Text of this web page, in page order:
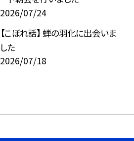
2026/07/24
【こぼれ話】 蝉の羽化に出会いま
した
2026/07/18